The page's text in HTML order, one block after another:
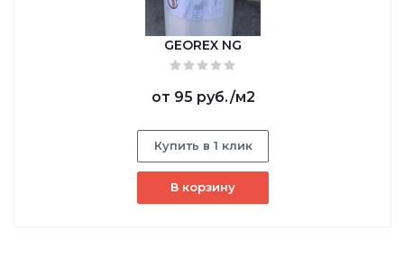
GEOREX NG
от 95 руб./м2
Купить в 1 клик
В корзину